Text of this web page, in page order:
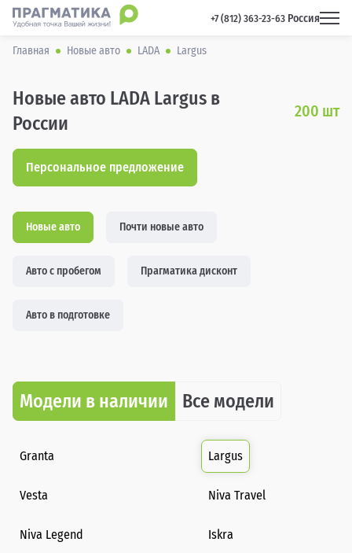
+7 (812) 363-23-63 Россия
Главная Новые авто LADA Largus
Новые авто LADA Largus в
России
200 шт
Персональное предложение
Новые авто Почти новые авто
Авто с пробегом Прагматика дисконт
Авто в подготовке
Модели в наличии Все модели
Granta Largus
Vesta Niva Travel
Niva Legend Iskra